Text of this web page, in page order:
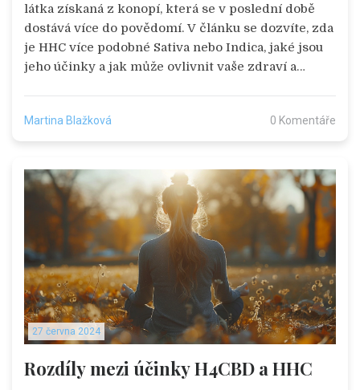
látka získaná z konopí, která se v poslední době
dostává více do povědomí. V článku se dozvíte, zda
je HHC více podobné Sativa nebo Indica, jaké jsou
jeho účinky a jak může ovlivnit vaše zdraví a
Martina Blažková 0 Komentáře
27 června 2024
Rozdíly mezi účinky H4CBD a HHC